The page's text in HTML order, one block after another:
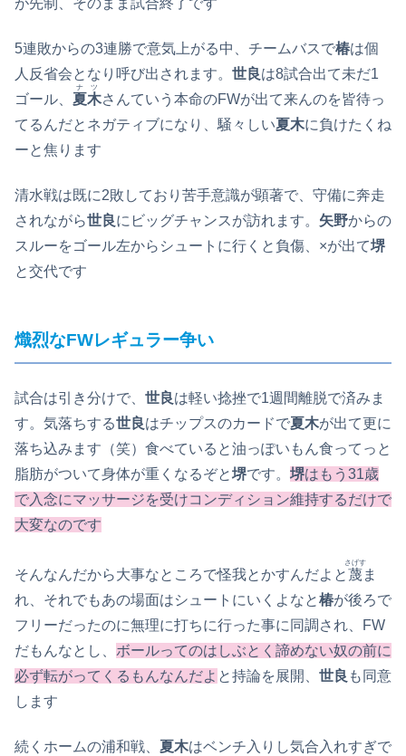
5連敗からの3連勝で意気上がる中、チームバスで椿は個
人反省会となり呼び出されます。 世良は8試合出て未だ1
ゴール、 夏木
ナツ
さんていう本命のFWが出て来んのを皆待っ
てるんだとネガティブになり、騒々しい夏木に負けたくね
ーと焦ります
清水戦は既に2敗しており苦手意識が顕著で、守備に奔走
されながら世良にビッグチャンスが訪れます。 矢野からの
スルーをゴール左からシュートに行くと負傷、×が出て堺
と交代です
熾烈なFWレギュラー争い
試合は引き分けで、 世良は軽い捻挫で1週間離脱で済みま
す。気落ちする世良はチップスのカードで夏木が出て更に
落ち込みます（笑）食べていると油っぽいもん食ってっと
脂肪がついて身体が重くなるぞと堺です。 堺はもう31歳
で入念にマッサージを受けコンディション維持するだけで
大変なのです
そんなんだから大事なところで怪我とかすんだよと蔑
さげす
ま
れ、それでもあの場面はシュートにいくよなと椿が後ろで
フリーだったのに無理に打ちに行った事に同調され、FW
だもんなとし、 ボールってのはしぶとく諦めない奴の前に
必ず転がってくるもんなんだよ と持論を展開、 世良 も同意
します
続くホームの浦和戦、 夏木はベンチ入りし気合入れすぎで